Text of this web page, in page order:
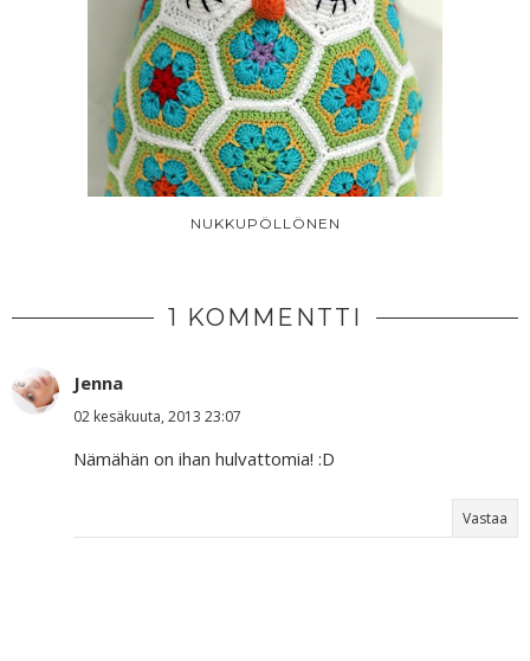
NUKKUPÖLLÖNEN
1 KOMMENTTI
Jenna
02 kesäkuuta, 2013 23:07
Nämähän on ihan hulvattomia! :D
Vastaa